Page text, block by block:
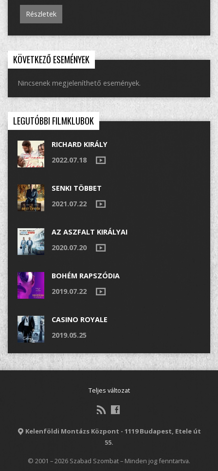
Részletek
KÖVETKEZŐ ESEMÉNYEK
Nincsenek megjeleníthető események.
LEGUTÓBBI FILMKLUBOK
RICHARD KIRÁLY
2022.07.18
SENKI TÖBBET
2021.07.22
AZ ASZFALT KIRÁLYAI
2020.07.20
BOHÉM RAPSZÓDIA
2019.07.22
CASINO ROYALE
2019.05.25
Teljes változat
Kelenföldi Montázs Központ - 1119 Budapest, Etele út
55.
© 2001 – 2026 Szabad Szombat – Minden jog fenntartva.